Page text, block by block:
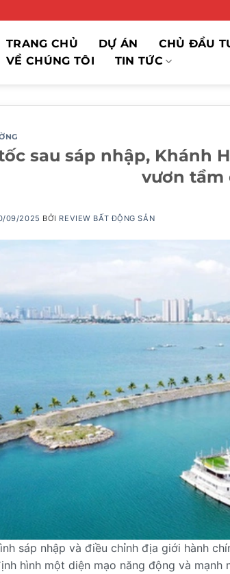
TRANG CHỦ DỰ ÁN CHỦ ĐẦU
VỀ CHÚNG TÔI
TIN TỨC
sau sáp nhập, Khánh
vươn tầm
09/2025 BỞI REVIEW BẤT ĐỘNG SẢN
sáp nhập và điều chỉnh địa giới hành
hình một diện mạo năng động và